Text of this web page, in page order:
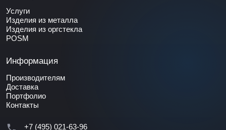
Услуги
Изделия из металла
Изделия из оргстекла
POSM
Информация
Производителям
Доставка
Портфолио
Контакты
+7 (495) 021-63-96